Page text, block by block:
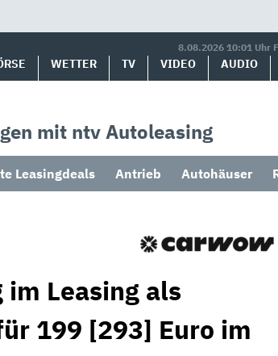
8.08.2026 10:01 Uhr
WETTER TV VIDEO AUDIO
mit ntv Autoleasing
Leasingdeals Antrieb Autohäuser
im Leasing als
199 [293] Euro im